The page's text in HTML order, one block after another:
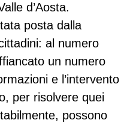
d’Aosta.
posta dalla
al numero
un numero
e l’intervento
per risolvere quei
possono